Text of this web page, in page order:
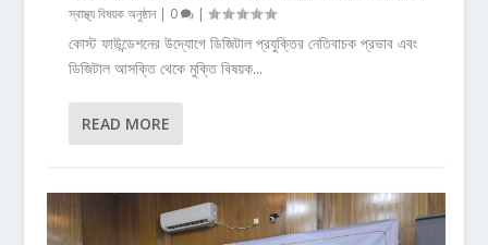
স্বাস্থ্য বিষয়ক অনুষ্ঠান| 0 |
কোস্ট ফাউন্ডেশনের উদ্যোগে ডিজিটাল প্রযুক্তির নেতিবাচক প্রভাব এবং
ডিজিটাল আসক্তি থেকে মুক্তি বিষয়ক...
READ MORE